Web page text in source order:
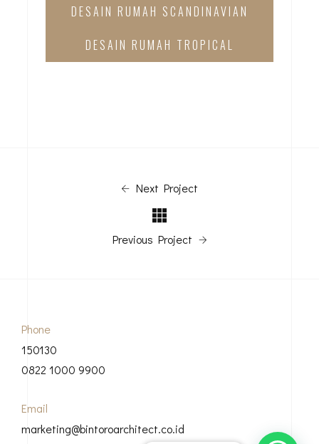
DESAIN RUMAH SCANDINAVIAN
DESAIN RUMAH TROPICAL
Next Project
Previous Project
Phone
150130
0822 1000 9900
Email
marketing@bintoroarchitect.co.id